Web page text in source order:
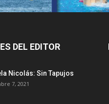
DEL EDITOR
Nicolás: Sin Tapujos
7, 2021